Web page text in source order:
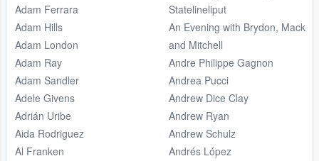
Adam Ferrara
Adam Hills
Adam London
Adam Ray
Adam Sandler
Adele Givens
Adrián Uribe
Aida Rodriguez
Al Franken
Statelineliput
An Evening with Brydon, Mack
and Mitchell
Andre Philippe Gagnon
Andrea Pucci
Andrew Dice Clay
Andrew Ryan
Andrew Schulz
Andrés López